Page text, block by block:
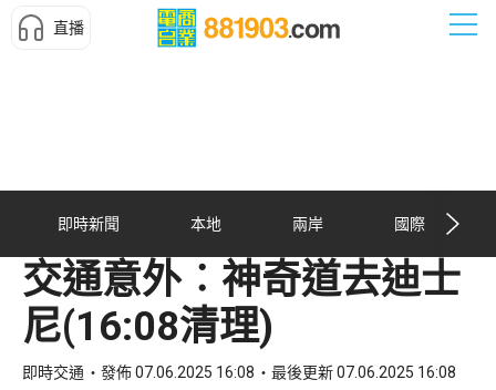
直播
即時新聞 本地 兩岸 國際
交通意外︰神奇道去迪士
尼(16:08清理)
即時交通 發佈 07.06.2025 16:08 最後更新 07.06.2025 16:08